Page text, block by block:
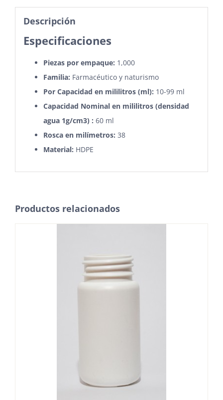
Descripción
Especificaciones
Piezas por empaque: 1,000
Familia: Farmacéutico y naturismo
Por Capacidad en mililitros (ml): 10-99 ml
Capacidad Nominal en mililitros (densidad
agua 1g/cm3) : 60 ml
Rosca en milímetros: 38
Material: HDPE
Productos relacionados